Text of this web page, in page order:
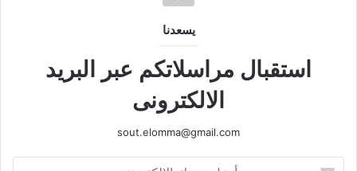
يسعدنا
استقبال مراسلاتكم عبر البريد
الالكترونى
sout.elomma@gmail.com